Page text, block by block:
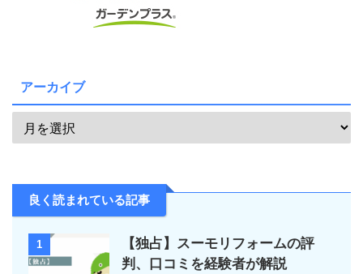
アーカイブ
良く読まれている記事
1
【独占】スーモリフォームの評
判、口コミを経験者が解説